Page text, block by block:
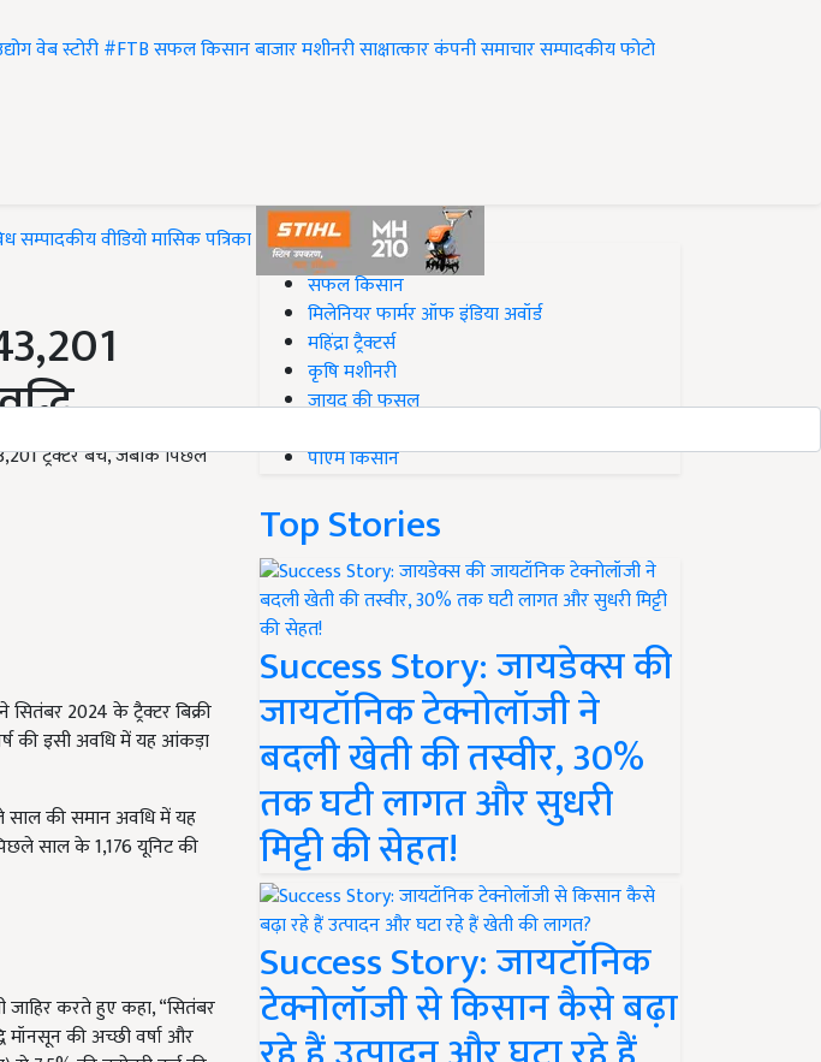
वेब स्टोरी#FTBसफल किसानबाजारमशीनरीसाक्षात्कारकंपनी समाचारसम्पादकीयफोटो
सम्पादकीयवीडियोमासिक पत्रिका
ट्रैक्टर बेचे, जबकि पिछले
सितंबर 2024 के ट्रैक्टर बिक्री
की इसी अवधि में यह आंकड़ा
साल की समान अवधि में यह
साल के 1,176 यूनिट की
जाहिर करते हुए कहा, “सितंबर
मॉनसून की अच्छी वर्षा और
#Top on Krishi Jagran
सफल किसान
मिलेनियर फार्मर ऑफ इंडिया अवॉर्ड
महिंद्रा ट्रैक्टर्स
कृषि मशीनरी
जायद की फसल
पीएम किसान
Top Stories
Success Story: जायडेक्स की
जायटॉनिक टेक्नोलॉजी ने
बदली खेती की तस्वीर, 30%
तक घटी लागत और सुधरी
मिट्टी की सेहत!
Success Story: जायटॉनिक
टेक्नोलॉजी से किसान कैसे बढ़ा